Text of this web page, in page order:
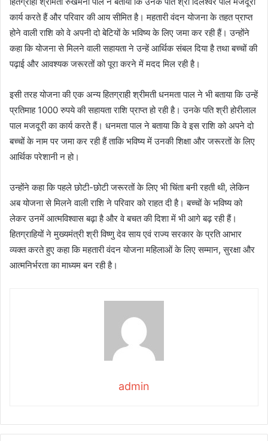
कार्य करते हैं और परिवार की आय सीमित है। महतारी वंदन योजना के तहत प्राप्त
होने वाली राशि को वे अपनी दो बेटियों के भविष्य के लिए जमा कर रही हैं। उन्होंने
कहा कि योजना से मिलने वाली सहायता ने उन्हें आर्थिक संबल दिया है तथा बच्चों की
पढ़ाई और आवश्यक जरूरतों को पूरा करने में मदद मिल रही है।
इसी तरह योजना की एक अन्य हितग्राही श्रीमती धनमता पाल ने भी बताया कि उन्हें
प्रतिमाह 1000 रुपये की सहायता राशि प्राप्त हो रही है। उनके पति श्री होरीलाल
पाल मजदूरी का कार्य करते हैं। धनमता पाल ने बताया कि वे इस राशि को अपने दो
बच्चों के नाम पर जमा कर रही हैं ताकि भविष्य में उनकी शिक्षा और जरूरतों के लिए
आर्थिक परेशानी न हो।
उन्होंने कहा कि पहले छोटी-छोटी जरूरतों के लिए भी चिंता बनी रहती थी, लेकिन
अब योजना से मिलने वाली राशि ने परिवार को राहत दी है। बच्चों के भविष्य को
लेकर उनमें आत्मविश्वास बढ़ा है और वे बचत की दिशा में भी आगे बढ़ रही हैं।
हितग्राहियों ने मुख्यमंत्री श्री विष्णु देव साय एवं राज्य सरकार के प्रति आभार
व्यक्त करते हुए कहा कि महतारी वंदन योजना महिलाओं के लिए सम्मान, सुरक्षा और
आत्मनिर्भरता का माध्यम बन रही है।
admin